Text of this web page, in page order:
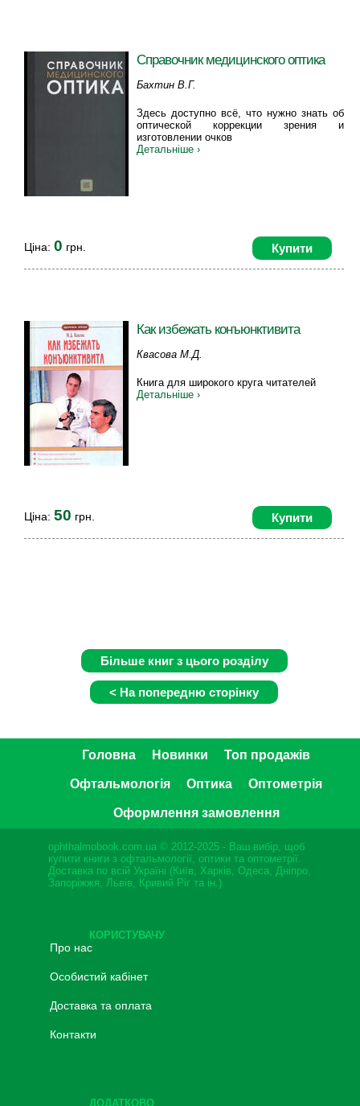
Справочник медицинского оптика
Бахтин В.Г.
Здесь доступно всё, что нужно знать об
оптической коррекции зрения и
изготовлении очков
Детальніше ›
Купити
Ціна: 0 грн.
Как избежать конъюнктивита
Квасова М.Д.
Книга для широкого круга читателей
Детальніше ›
Купити
Ціна: 50 грн.
Головна Новинки Топ продажів
Офтальмологія Оптика Оптометрія
Оформлення замовлення
ophthalmobook.com.ua © 2012-2025 - Ваш вибір, щоб
купити книги з офтальмології, оптики та оптометрії.
Доставка по всій Україні (Київ, Харків, Одеса, Дніпро,
Запоріжжя, Львів, Кривий Ріг та ін.)
КОРИСТУВАЧУ
Про нас
Особистий кабінет
Доставка та оплата
Контакти
ДОДАТКОВО